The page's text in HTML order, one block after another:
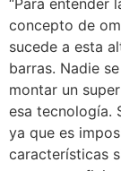
concepto de
sucede a esta
barras. Nadie
montar un
esa tecnología.
ya que es
características